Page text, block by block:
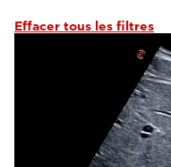
Effacer tous les filtres